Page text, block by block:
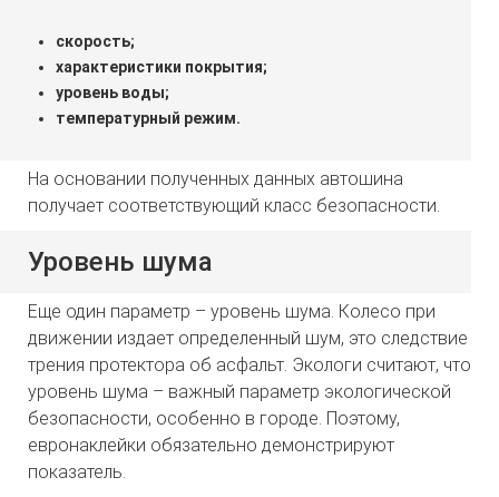
скорость;
характеристики покрытия;
уровень воды;
температурный режим.
На основании полученных данных автошина
получает соответствующий класс безопасности.
Уровень шума
Еще один параметр – уровень шума. Колесо при
движении издает определенный шум, это следствие
трения протектора об асфальт. Экологи считают, что
уровень шума – важный параметр экологической
безопасности, особенно в городе. Поэтому,
евронаклейки обязательно демонстрируют
показатель.